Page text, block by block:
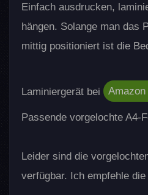
Einfach ausdrucken,
hängen. Solange man das
mittig positioniert ist die
Laminiergerät bei Amazon
Passende vorgelochte A4-
Leider sind die
verfügbar. Ich empfehle